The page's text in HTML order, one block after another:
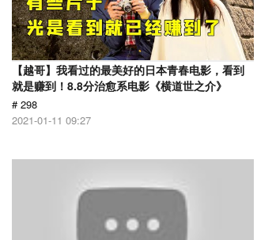
【越哥】我看过的最美好的日本青春电影，看到
就是赚到！8.8分治愈系电影《横道世之介》
# 298
2021-01-11 09:27